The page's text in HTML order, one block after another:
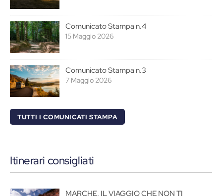
Comunicato Stampa n.4
15 Maggio 2026
Comunicato Stampa n.3
7 Maggio 2026
TUTTI I COMUNICATI STAMPA
Itinerari consigliati
MARCHE, IL VIAGGIO CHE NON TI